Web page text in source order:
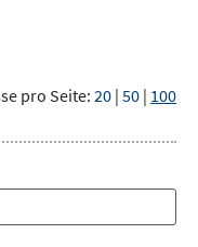
pro Seite:20 | 50 | 100